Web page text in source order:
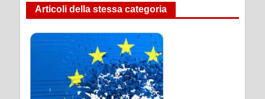
Articoli della stessa categoria